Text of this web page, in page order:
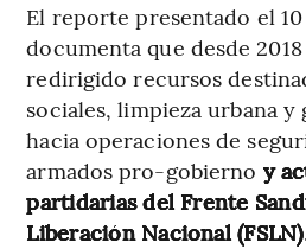
El reporte presentado el
documenta que desde
redirigido recursos
sociales, limpieza urbana y
hacia operaciones de
armados pro-gobierno y
partidarias del Frente
Liberación Nacional (FSLN)